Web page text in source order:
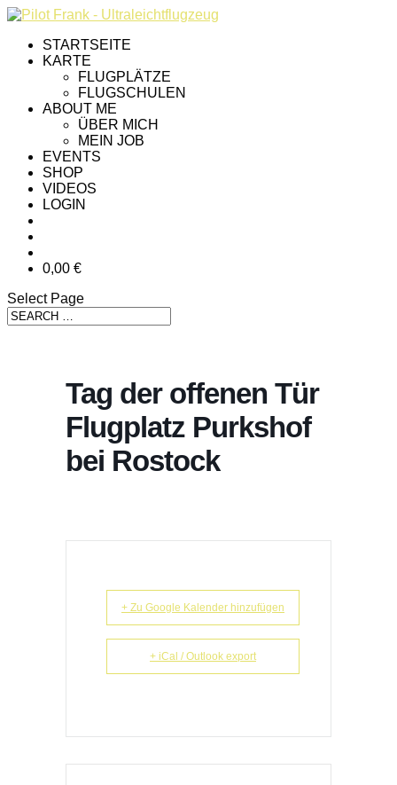
STARTSEITE
KARTE
FLUGPLÄTZE
FLUGSCHULEN
ABOUT ME
ÜBER MICH
MEIN JOB
EVENTS
SHOP
VIDEOS
LOGIN
0,00 €
Select Page
Tag der offenen Tür
Flugplatz Purkshof
bei Rostock
+ Zu Google Kalender hinzufügen
+ iCal / Outlook export